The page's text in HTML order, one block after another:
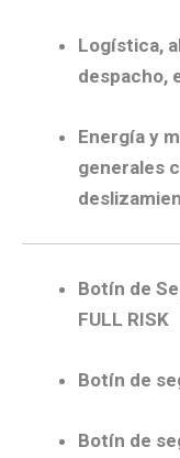
Logística,
despacho,
Energía y
generales
Botín de
FULL RISK
Botín de
Botín de